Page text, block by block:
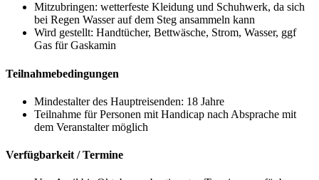
Mitzubringen: wetterfeste Kleidung und Schuhwerk, da sich
bei Regen Wasser auf dem Steg ansammeln kann
Wird gestellt: Handtücher, Bettwäsche, Strom, Wasser, ggf
Gas für Gaskamin
Teilnahmebedingungen
Mindestalter des Hauptreisenden: 18 Jahre
Teilnahme für Personen mit Handicap nach Absprache mit
dem Veranstalter möglich
Verfügbarkeit / Termine